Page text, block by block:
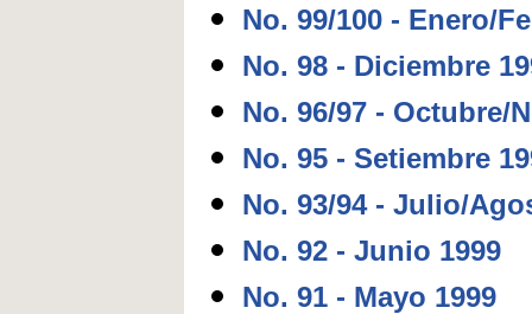
No. 99/100 - Enero/
No. 98 - Diciembre
No. 96/97 - Octubre/
No. 95 - Setiembre
No. 93/94 - Julio/
No. 92 - Junio 1999
No. 91 - Mayo 1999